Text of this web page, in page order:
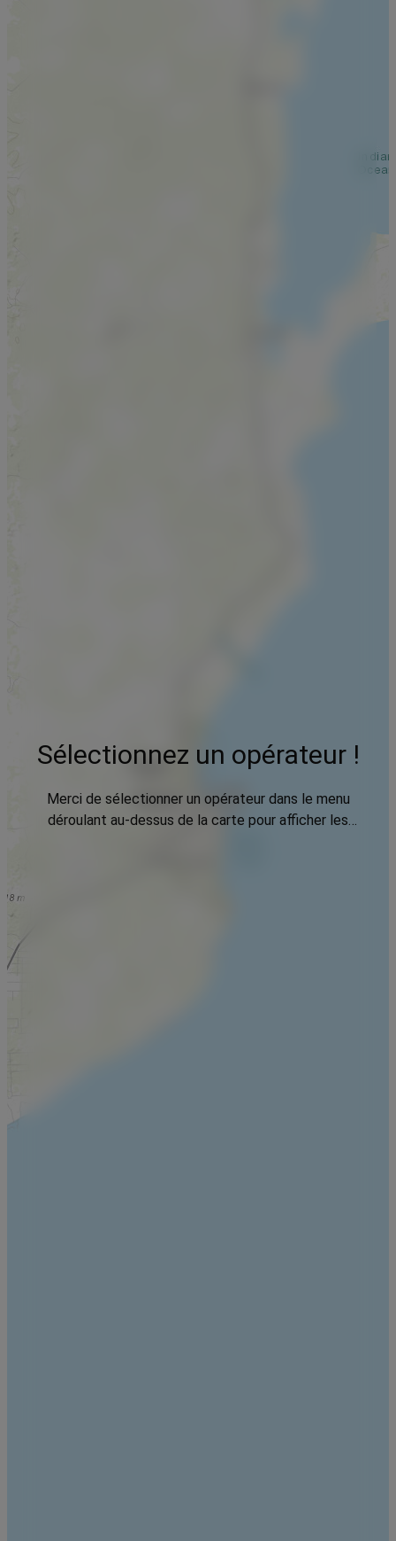
Sélectionnez un opérateur !
Merci de sélectionner un opérateur dans le menu
déroulant au-dessus de la carte pour afficher les